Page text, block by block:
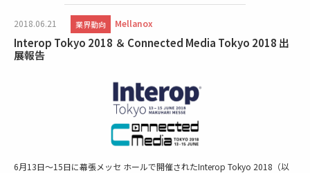
2018.06.21 業界動向 Mellanox
Interop Tokyo 2018 ＆ Connected Media Tokyo 2018 出
展報告
6月13日～15日に幕張メッセ ホールで開催されたInterop Tokyo 2018（以